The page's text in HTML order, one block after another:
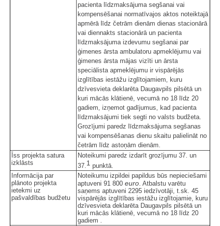
pacienta līdzmaksājuma segšanai vai
kompensēšanai normatīvajos aktos noteiktajā
apmērā līdz četrām dienām dienas stacionārā
vai diennakts stacionārā un pacienta
līdzmaksājuma izdevumu segšanai par
ģimenes ārsta ambulatoru apmeklējumu vai
ģimenes ārsta mājas vizīti un ārsta
speciālista apmeklējumu ir vispārējās
izglītības iestāžu izglītojamiem, kuru
dzīvesvieta deklarēta Daugavpils pilsētā un
kuri mācās klātienē, vecumā no 18 līdz 20
gadiem, izņemot gadījumus, kad pacienta
līdzmaksājumi tiek segti no valsts budžeta.
Grozījumi paredz līdzmaksājuma segšanas
vai kompensēšanas dienu skaitu palielināt no
četrām līdz astoņām dienām.
Īss projekta satura
izklāsts
Noteikumi paredz izdarīt grozījumu 37. un
37.1 punktā.
Informācija par
plānoto projekta
ietekmi uz
pašvaldības budžetu
Noteikumu izpildei papildus būs nepieciešami
aptuveni 91 800 euro. Atbalstu varētu
saņems aptuveni 2295 iedzīvotāji, t.sk. 45
vispārējās izglītības iestāžu izglītojamie, kuru
dzīvesvieta deklarēta Daugavpils pilsētā un
kuri mācās klātienē, vecumā no 18 līdz 20
gadiem .